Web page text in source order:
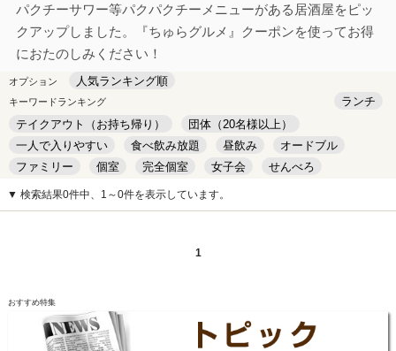
パクチーサワー等パクパクチーメニューがある居酒屋をピッ
クアップしました。『ちゅらグルメ』クーポンを使ってお得
におたのしみください！
オプション 人気ランキング順
キーワードランキング
ランチ
テイクアウト（お持ち帰り）
団体（20名様以上）
一人で入りやすい
食べ飲み放題 昼飲み
オードブル
ファミリー
個室 完全個室 女子会
せんべろ
キッズルーム
安い デート
▼ 検索結果0件中、1～0件を表示しています。
1
おすすめ特集